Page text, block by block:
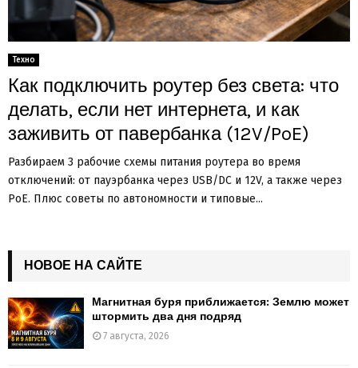
Техно
Как подключить роутер без света: что
делать, если нет интернета, и как
заживить от павербанка (12V/PoE)
Разбираем 3 рабочие схемы питания роутера во время
отключений: от пауэрбанка через USB/DC и 12V, а также через
PoE. Плюс советы по автономности и типовые...
НОВОЕ НА САЙТЕ
Магнитная буря приближается: Землю может
штормить два дня подряд
7 августа, 2026